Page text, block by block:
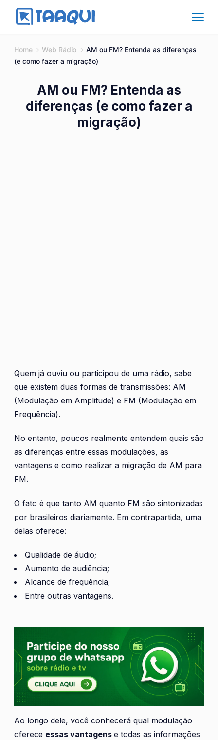
Home Web Rádio
AM ou FM? Entenda as diferenças
(e como fazer a migração)
AM ou FM? Entenda as
diferenças (e como fazer a
migração)
Quem já ouviu ou participou de uma rádio, sabe
que existem duas formas de transmissões: AM
(Modulação em Amplitude) e FM (Modulação em
Frequência).
No entanto, poucos realmente entendem quais são
as diferenças entre essas modulações, as
vantagens e como realizar a migração de AM para
FM.
O fato é que tanto AM quanto FM são sintonizadas
por brasileiros diariamente. Em contrapartida, uma
delas oferece:
Qualidade de áudio;
Aumento de audiência;
Alcance de frequência;
Entre outras vantagens.
Ao longo dele, você conhecerá qual modulação
oferece essas vantagens e todas as informações